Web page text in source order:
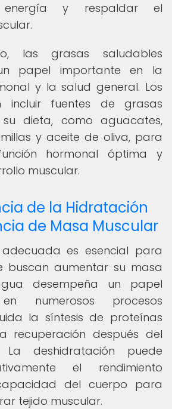
y respaldar el
las grasas saludables
papel importante en la
y la salud general. Los
incluir fuentes de grasas
dieta, como aguacates,
y aceite de oliva, para
hormonal óptima y
muscular.
de la Hidratación
de Masa Muscular
es esencial para
buscan aumentar su masa
desempeña un papel
numerosos procesos
la síntesis de proteínas
recuperación después del
La deshidratación puede
el rendimiento
del cuerpo para
tejido muscular.